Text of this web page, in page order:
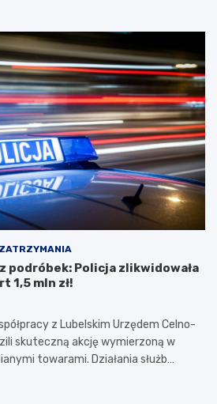
ZATRZYMANIA
podróbek: Policja zlikwidowała
1,5 mln zł!
z Lubelskim Urzędem Celno-
skuteczną akcję wymierzoną w
towarami. Działania służb…